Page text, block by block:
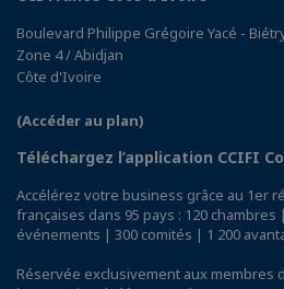
Boulevard Philippe Grégoire Yacé -
Zone 4 / Abidjan
Côte d'Ivoire
(Accéder au plan)
Téléchargez l’application CCIFI
Accélérez votre business grâce au 1er
françaises dans 95 pays : 120
événements | 300 comités | 1 200
Réservée exclusivement aux membres